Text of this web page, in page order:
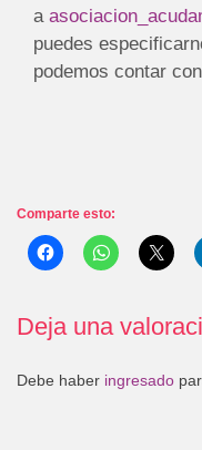
a
puedes
podemos contar
Comparte esto:
Deja una
Debe haber ingresado